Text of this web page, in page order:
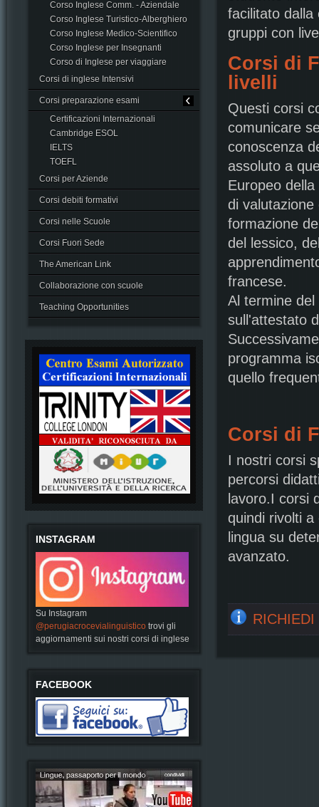
facilitato dalla
gruppi con
Corsi di
livelli
Questi corsi
comunicare
conoscenza
assoluto a
Europeo
di valutazione
formazione
del lessico,
francese.
Al termine
sull'attestato
programma
quello
Corsi di
I nostri corsi
percorsi
lavoro.I corsi
quindi rivolti
lingua su
avanzato.
Corso Inglese Comm. - Aziendale
Corso Inglese Turistico-Alberghiero
Corso Inglese Medico-Scientifico
Corso Inglese per Insegnanti
Corso di Inglese per viaggiare
Corsi di inglese Intensivi
Corsi preparazione esami
Certificazioni Internazionali
Cambridge ESOL
IELTS
TOEFL
Corsi per Aziende
Corsi debiti formativi
Corsi nelle Scuole
Corsi Fuori Sede
The American Link
Collaborazione con scuole
Teaching Opportunities
INSTAGRAM
Su Instagram
@perugiacrocevialinguistico trovi gli
aggiornamenti sui nostri corsi di inglese
FACEBOOK